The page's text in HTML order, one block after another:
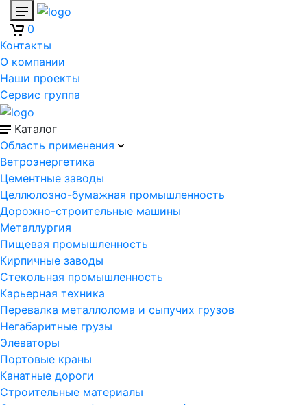
0
Контакты
О компании
Наши проекты
Сервис группа
Каталог
Область применения
Ветроэнергетика
Цементные заводы
Целлюлозно-бумажная промышленность
Дорожно-строительные машины
Металлургия
Пищевая промышленность
Кирпичные заводы
Стекольная промышленность
Карьерная техника
Перевалка металлолома и сыпучих грузов
Негабаритные грузы
Элеваторы
Портовые краны
Канатные дороги
Строительные материалы